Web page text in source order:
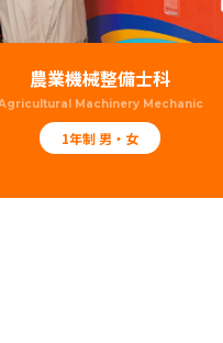
農業機械整備士科
Machinery Mechanic
1年制 男・女